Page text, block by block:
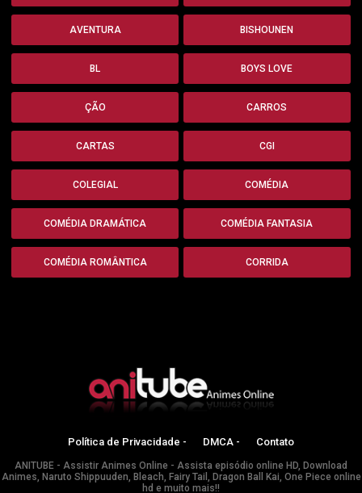
AVENTURA BISHOUNEN
BL BOYS LOVE
ÇÃO CARROS
CARTAS CGI
COLEGIAL COMÉDIA
COMÉDIA DRAMÁTICA COMÉDIA FANTASIA
COMÉDIA ROMÂNTICA CORRIDA
Política de Privacidade - DMCA - Contato
ANITUBE - Assistir Animes Online - Assista episódio online HD, Download
Animes, Naruto Shippuuden, Bleach, Fairy Tail, Dragon Ball Kai, One Piece online
hd e muito mais!!